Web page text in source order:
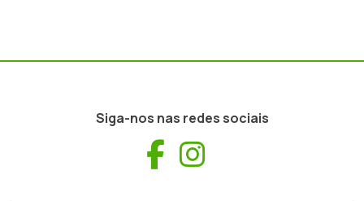
Siga-nos nas redes sociais
Facebook